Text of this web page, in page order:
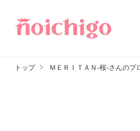
トップ ＭＥＲＩＴＡＮ-桜-さんのプ